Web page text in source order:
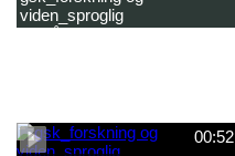
viden_sproglig
forståelse_Barnets sproglige
00:52